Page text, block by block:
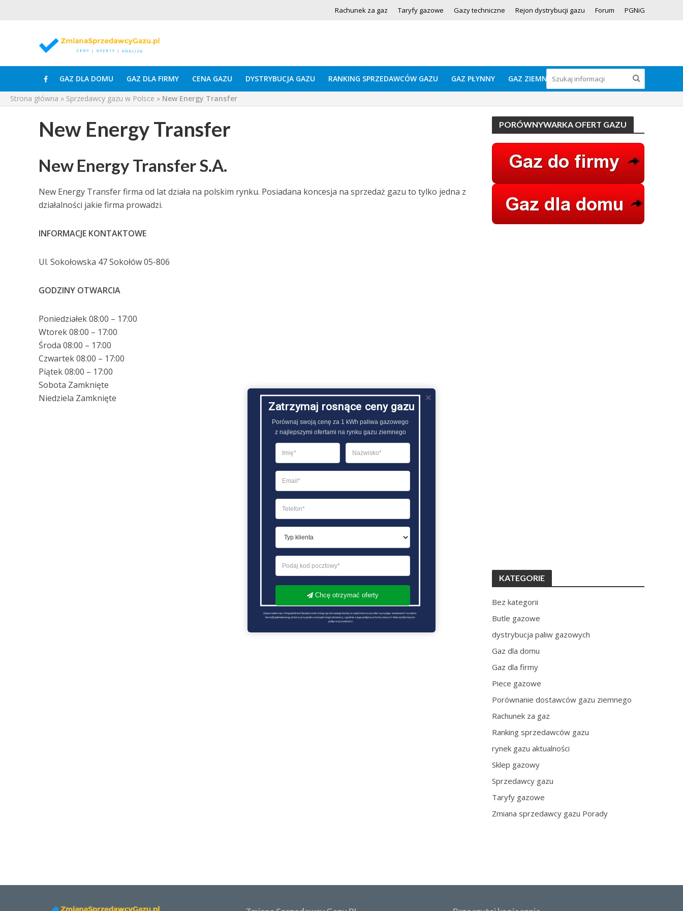
Rachunek za gaz Taryfy gazowe Gazy techniczne Rejon dystrybucji gazu Forum PGNiG
GAZ DLA DOMU GAZ DLA FIRMY CENA GAZU DYSTRYBUCJA GAZU RANKING SPRZEDAWCÓW GAZU GAZ PŁYNNY GAZ ZIEMNY
Strona główna » Sprzedawcy gazu w Polsce » New Energy Transfer
New Energy Transfer
New Energy Transfer S.A.
New Energy Transfer firma od lat działa na polskim rynku. Posiadana koncesja na sprzedaż gazu to tylko jedna z
działalności jakie firma prowadzi.
INFORMACJE KONTAKTOWE
Ul. Sokołowska 47 Sokołów 05-806
GODZINY OTWARCIA
Poniedziałek 08:00 – 17:00
Wtorek 08:00 – 17:00
Środa 08:00 – 17:00
Czwartek 08:00 – 17:00
Piątek 08:00 – 17:00
Sobota Zamknięte
Niedziela Zamknięte
PORÓWNYWARKA OFERT GAZU
KATEGORIE
Bez kategorii
Butle gazowe
dystrybucja paliw gazowych
Gaz dla domu
Gaz dla firmy
Piece gazowe
Porównanie dostawców gazu ziemnego
Rachunek za gaz
Ranking sprzedawców gazu
rynek gazu aktualności
Sklep gazowy
Sprzedawcy gazu
Taryfy gazowe
Zmiana sprzedawcy gazu Porady
Zatrzymaj rosnące ceny gazu
Porównaj swoją cenę za 1 kWh paliwa gazowego
z najlepszymi ofertami na rynku gazu ziemnego
Chcę otrzymać oferty
Zapoznałem się z Regulaminem Świadczenie Usług i go akceptuję Każdą ze zgód można wycofać wysyłając wiadomość na adres
biuro@optimalenergy.pl lub w przypadku zewnętrznego dostawcy, zgodnie z jego polityką ochrony danych. Więcej informacji w
polityce prywatności